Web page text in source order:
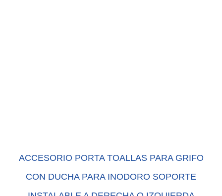
ACCESORIO PORTA TOALLAS PARA GRIFO
CON DUCHA PARA INODORO SOPORTE